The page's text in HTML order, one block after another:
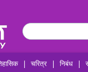
| चरित्र | निबंध |